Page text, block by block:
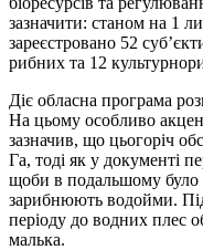
зазначити: станом на 1
зареєстровано 52
рибних та 12
Діє обласна програма
На цьому особливо
зазначив, що цьогоріч
Га, тоді як у документі
щоби в подальшому було
зарибнюють водойми.
періоду до водних плес
малька.